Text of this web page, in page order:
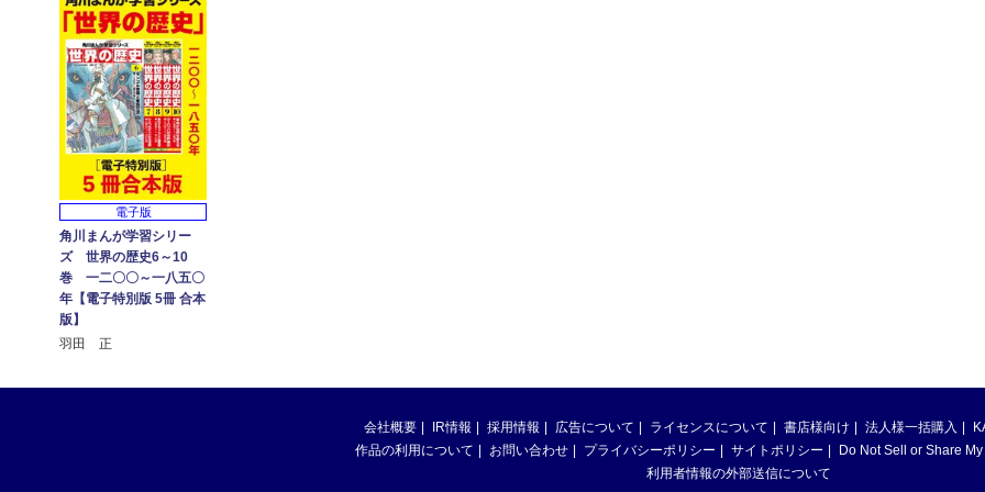
電子版
角川まんが学習シリー
ズ 世界の歴史6～10
巻 一二〇〇～一八五〇
年【電子特別版 5冊 合本
版】
羽田 正
会社概要 IR情報 採用情報 広告について ライセンスについて 書店様向け 法人様一括購入
作品の利用について
お問い合わせ プライバシーポリシー サイトポリシー
Do Not Sell or Share
利用者情報の外部送信について